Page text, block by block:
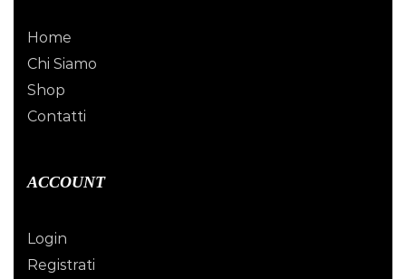
Home
Chi Siamo
Shop
Contatti
ACCOUNT
Login
Registrati